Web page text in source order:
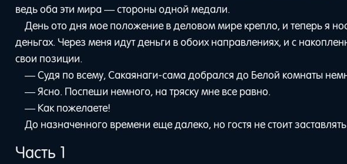
ведь оба эти мира — стороны одной медали.
День ото дня мое положение в деловом мире крепло, и теперь я
деньгах. Через меня идут деньги в обоих направлениях, и с
свои позиции.
— Судя по всему, Сакаянаги-сама добрался до Белой комнаты
— Ясно. Поспеши немного, на тряску мне все равно.
— Как пожелаете!
До назначенного времени еще далеко, но гостя не стоит
Часть 1